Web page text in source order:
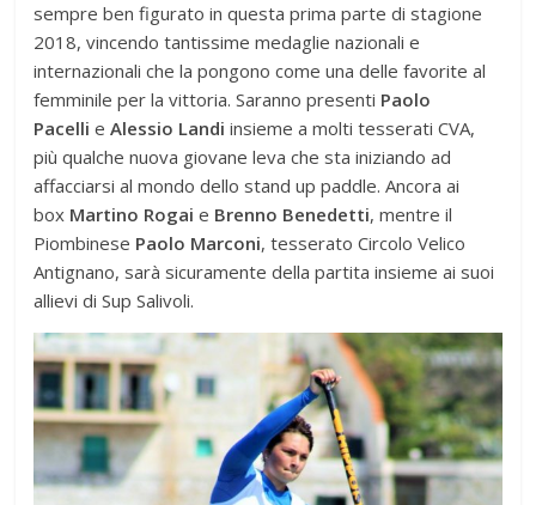
sempre ben figurato in questa prima parte di stagione
2018, vincendo tantissime medaglie nazionali e
internazionali che la pongono come una delle favorite al
femminile per la vittoria. Saranno presenti Paolo
PacellieAlessio Landi insieme a molti tesserati CVA,
più qualche nuova giovane leva che sta iniziando ad
affacciarsi al mondo dello stand up paddle. Ancora ai
box Martino Rogaie Brenno Benedetti, mentre il
Piombinese Paolo Marconi, tesserato Circolo Velico
Antignano, sarà sicuramente della partita insieme ai suoi
allievi di Sup Salivoli.